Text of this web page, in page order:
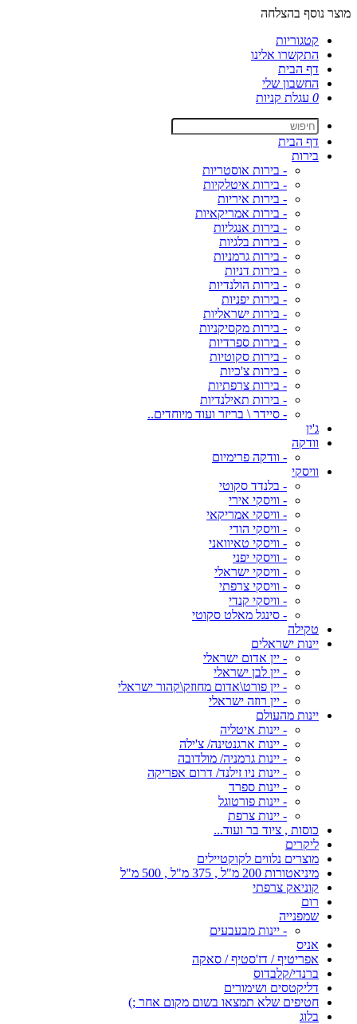
מוצר נוסף בהצלחה
קטגוריות
התקשרו אלינו
דף הבית
החשבון שלי
0 עגלת קניות
דף הבית
בירות
- בירות אוסטריות
- בירות איטלקיות
- בירות איריות
- בירות אמריקאיות
- בירות אנגליות
- בירות בלגיות
- בירות גרמניות
- בירות דניות
- בירות הולנדיות
- בירות יפניות
- בירות ישראליות
- בירות מקסיקניות
- בירות ספרדיות
- בירות סקוטיות
- בירות צ'כיות
- בירות צרפתיות
- בירות תאילנדיות
- סיידר \ בריזר ועוד מיוחדים..
ג'ין
וודקה
- וודקה פרימיום
וויסקי
- בלנדד סקוטי
- וויסקי אירי
- וויסקי אמריקאי
- וויסקי הודי
- וויסקי טאיוואני
- וויסקי יפני
- וויסקי ישראלי
- וויסקי צרפתי
- וויסקי קנדי
- סינגל מאלט סקוטי
טקילה
יינות ישראלים
- יין אדום ישראלי
- יין לבן ישראלי
- יין פורט\אדום מחוזק\קהור ישראלי
- יין רוזה ישראלי
יינות מהעולם
- יינות איטליה
- יינות ארגנטינה/ צ'ילה
- יינות גרמניה/ מולדובה
- יינות ניו זילנד/ דרום אפריקה
- יינות ספרד
- יינות פורטוגל
- יינות צרפת
כוסות , ציוד בר ועוד...
ליקרים
מוצרים נלווים לקוקטיילים
מיניאטורות 200 מ"ל , 375 מ"ל , 500 מ"ל
קוניאק צרפתי
רום
שמפנייה
- יינות מבעבעים
אניס
אפריטיף / דז'סטיף / סאקה
ברנדי/קלבדוס
דליקטסים ושימורים
חטיפים שלא תמצאו בשום מקום אחר ;)
בלוג